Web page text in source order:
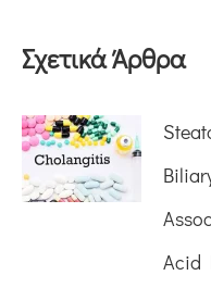
Σχετικά Άρθρα
Acid